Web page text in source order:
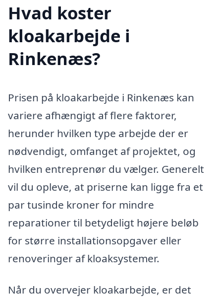
Hvad koster
kloakarbejde i
Rinkenæs?
Prisen på kloakarbejde i Rinkenæs kan
variere afhængigt af flere faktorer,
herunder hvilken type arbejde der er
nødvendigt, omfanget af projektet, og
hvilken entreprenør du vælger. Generelt
vil du opleve, at priserne kan ligge fra et
par tusinde kroner for mindre
reparationer til betydeligt højere beløb
for større installationsopgaver eller
renoveringer af kloaksystemer.
Når du overvejer kloakarbejde, er det